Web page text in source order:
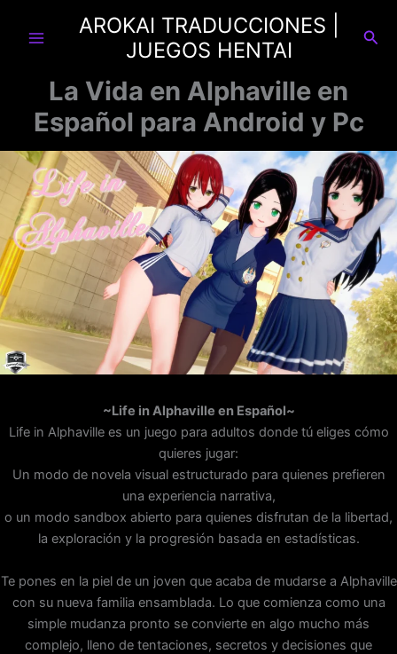
AROKAI TRADUCCIONES |
JUEGOS HENTAI
La Vida en Alphaville en
Español para Android y Pc
~Life in Alphaville en Español~
Life in Alphaville es un juego para adultos donde tú eliges cómo
quieres jugar:
Un modo de novela visual estructurado para quienes prefieren
una experiencia narrativa,
o un modo sandbox abierto para quienes disfrutan de la libertad,
la exploración y la progresión basada en estadísticas.
Te pones en la piel de un joven que acaba de mudarse a Alphaville
con su nueva familia ensamblada. Lo que comienza como una
simple mudanza pronto se convierte en algo mucho más
complejo, lleno de tentaciones, secretos y decisiones que